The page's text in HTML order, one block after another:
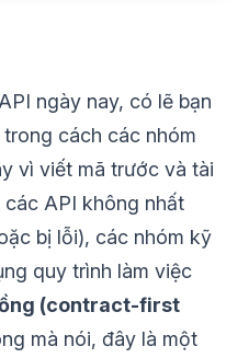
ngày nay, có lẽ bạn
cách các nhóm
vì viết mã trước và tài
API không nhất
bị lỗi), các nhóm kỹ
quy trình làm việc
(contract-first
mà nói, đây là một